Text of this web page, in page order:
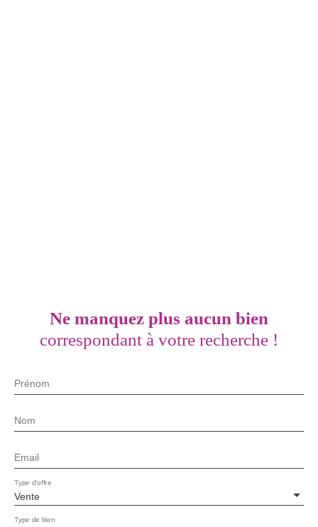
Ne manquez plus aucun bien
correspondant à votre recherche !
Prénom
Nom
Email
Vente
Type d'offre
Type de bien